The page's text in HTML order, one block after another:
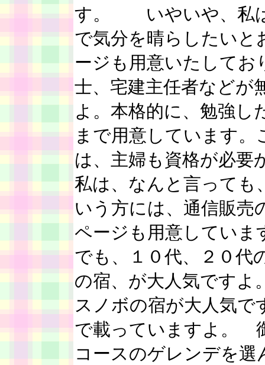
す。 いやいや、私は
で気分を晴らしたいと
ージも用意いたしてお
士、宅建主任者などが
よ。本格的に、勉強し
まで用意しています
は、主婦も資格が必要
私は、なんと言っても
いう方には、通信販売
ページも用意してい
でも、１０代、２０代
の宿、が大人気ですよ
スノボの宿が大人気で
で載っていますよ。
コースのゲレンデを